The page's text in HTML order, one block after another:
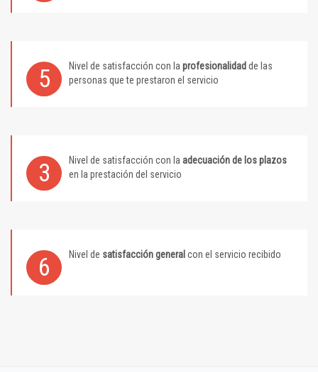
5 Nivel de satisfacción con la profesionalidad de las
personas que te prestaron el servicio
3 Nivel de satisfacción con la adecuación de los plazos
en la prestación del servicio
6 Nivel de satisfacción general con el servicio recibido